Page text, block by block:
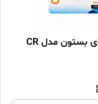
باتری سکه ای بستون مدل CR